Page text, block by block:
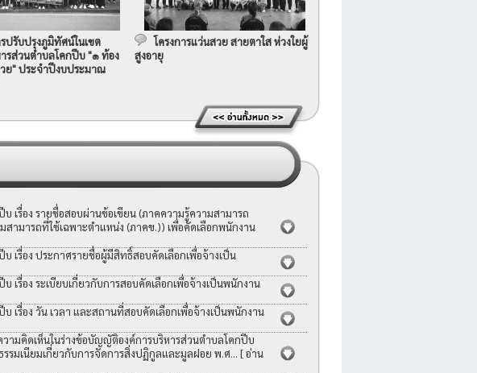
รปรับปรุงภูมิทัศน์ในเขต
รส่วนตำบลโคกปีบ "๑ ท้อง
ย" ประจำปีงบประมาณ
โครงการแว่นสวย สายตาใส ห่วงใยผู้
สูงอายุ
เรื่อง รายชื่อสอบผ่านข้อเขียน (ภาคความรู้ความสามารถ
ามารถที่ใช้เฉพาะตำแหน่ง (ภาคข.)) เพื่อคัดเลือกพนักงาน
เรื่อง ประกาศรายชื่อผู้มีสิทธิ์สอบคัดเลือกเพื่อจ้างเป็น
เรื่อง ระเบียบเกี่ยวกับการสอบคัดเลือกเพื่อจ้างเป็นพนักงาน
เรื่อง วัน เวลา และสถานที่สอบคัดเลือกเพื่อจ้างเป็นพนักงาน
ามคิดเห็นในร่างข้อบัญญัติองค์การบริหารส่วนตำบลโคกปีบ
รรมเนียมเกี่ยวกับการจัดการสิ่งปฏิกูลและมูลฝอย พ.ศ... [ อ่าน